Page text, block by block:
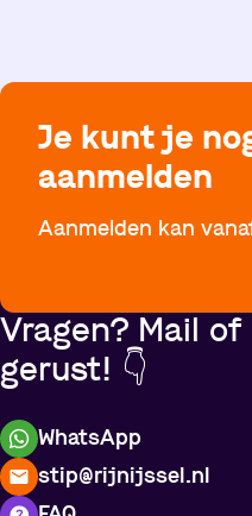
Je kunt je
aanmelden
Aanmelden kan
Vragen? Mail
gerust! 👇
WhatsApp
stip@rijnijssel.nl